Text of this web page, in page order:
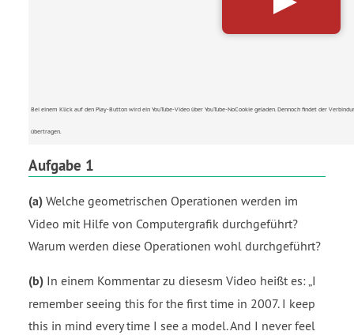
Aufgabe 1
(a) Welche geometrischen Operationen werden im
Video mit Hilfe von Computergrafik durchgeführt?
Warum werden diese Operationen wohl durchgeführt?
(b) In einem Kommentar zu diesesm Video heißt es: I
remember seeing this for the first time in 2007. I keep
this in mind every time I see a model. And I never feel